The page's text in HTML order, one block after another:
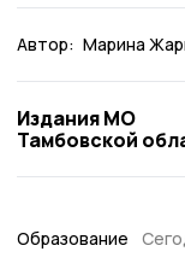
Автор: Марина
Издания МО
Тамбовской
Образование